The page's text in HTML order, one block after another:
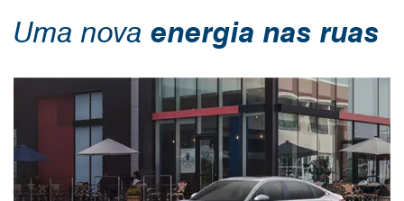
Uma nova energia nas ruas